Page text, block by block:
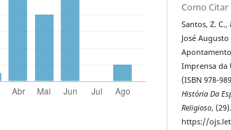
Como Citar
Santos, Z. C.,
José
Imprensa da
(ISBN 978-
História Da
Religioso,
https://